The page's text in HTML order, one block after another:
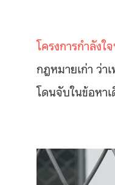
โครงการกำลังใ
กฎหมายเก่า ว่า
โดนจับในข้อหา